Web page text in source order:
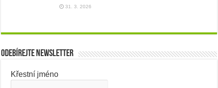
31. 3. 2026
Odebírejte newsletter
Křestní jméno